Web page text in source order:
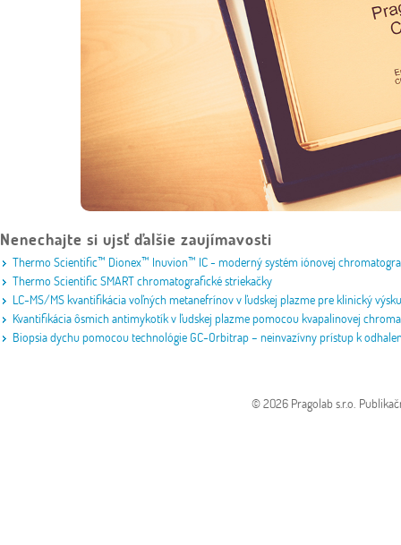
Nenechajte si ujsť ďalšie zaujímavosti
Thermo Scientific™ Dionex™ Inuvion™ IC - moderný systém iónovej
Thermo Scientific SMART chromatografické striekačky
LC-MS/MS kvantifikácia voľných metanefrínov v ľudskej plazme pre klinický
Kvantifikácia ôsmich antimykotík v ľudskej plazme pomocou kvapalinovej
Biopsia dychu pomocou technológie GC-Orbitrap – neinvazívny prístup k
© 2026 Pragolab s.r.o.